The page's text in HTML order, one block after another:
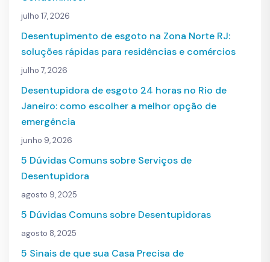
julho 17, 2026
Desentupimento de esgoto na Zona Norte RJ:
soluções rápidas para residências e comércios
julho 7, 2026
Desentupidora de esgoto 24 horas no Rio de
Janeiro: como escolher a melhor opção de
emergência
junho 9, 2026
5 Dúvidas Comuns sobre Serviços de
Desentupidora
agosto 9, 2025
5 Dúvidas Comuns sobre Desentupidoras
agosto 8, 2025
5 Sinais de que sua Casa Precisa de